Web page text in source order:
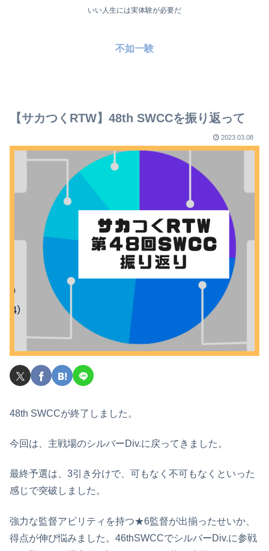
いい人生には実体験が必要だ
不如一験
【サカつくRTW】48th SWCCを振り返って
2023.03.08
48th SWCCが終了しました。
今回は、主戦場のシルバーDiv.に戻ってきました。
最終予選は、3引き分けで、可もなく不可もなくといった
感じで突破しました。
強力な監督アビリティを持つ★6監督が出揃ったせいか、
得点が伸び悩みました。46thSWCCでシルバーDiv.に参戦